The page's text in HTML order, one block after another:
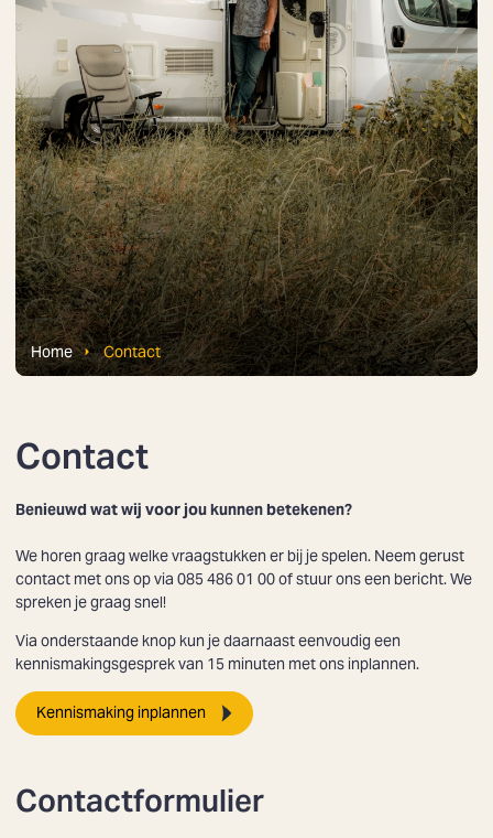
Home Contact
Contact
Benieuwd wat wij voor jou kunnen betekenen?
We horen graag welke vraagstukken er bij je spelen. Neem gerust
contact met ons op via 085 486 01 00 of stuur ons een bericht. We
spreken je graag snel!
Via onderstaande knop kun je daarnaast eenvoudig een
kennismakingsgesprek van 15 minuten met ons inplannen.
Kennismaking inplannen
Contactformulier